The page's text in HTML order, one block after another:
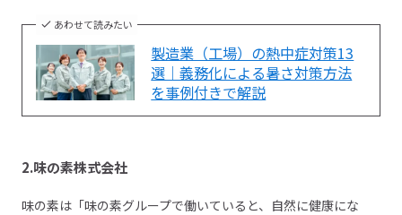
あわせて読みたい
製造業（工場）の熱中症対策13
選｜義務化による暑さ対策方法
を事例付きで解説
2.味の素株式会社
味の素は「味の素グループで働いていると、自然に健康にな